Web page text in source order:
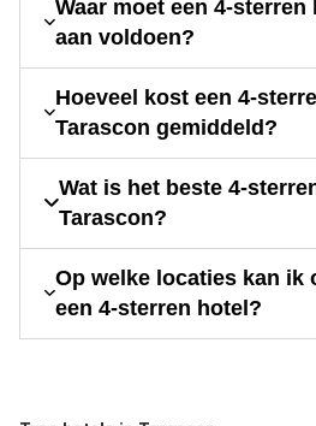
Waar moet een 4-
aan voldoen?
Hoeveel kost een 4-
Tarascon gemiddeld?
Wat is het beste 4-
Tarascon?
Op welke locaties kan ik
een 4-sterren hotel?